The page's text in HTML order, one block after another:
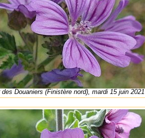
des Douaniers (Finistère nord), mardi 15 juin 2021